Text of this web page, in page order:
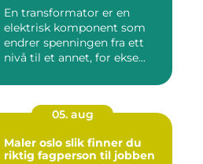
En transformator er en
elektrisk komponent som
endrer spenningen fra ett
nivå til et annet, for ekse...
05. aug
Maler oslo slik finner du
riktig fagperson til jobben